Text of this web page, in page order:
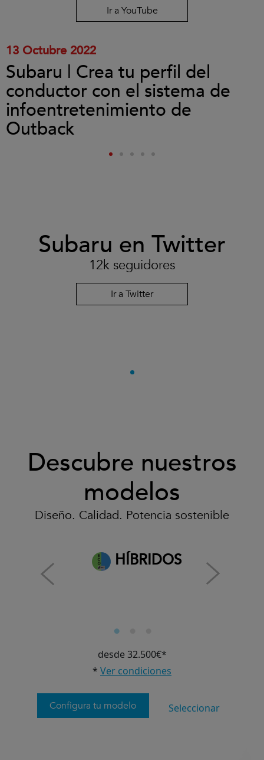
Ir a YouTube
13 Octubre 2022
Subaru | Crea tu perfil del
conductor con el sistema de
infoentretenimiento de
Outback
Subaru en Twitter
12k seguidores
Ir a Twitter
Descubre nuestros
modelos
Diseño. Calidad. Potencia sostenible
HÍBRIDOS
desde 32.500€*
* Ver condiciones
Configura tu modelo Seleccionar